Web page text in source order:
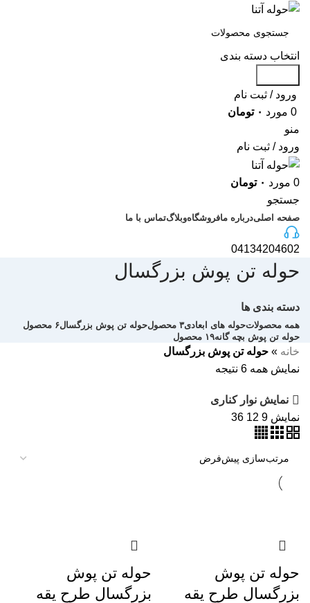
انتخاب دسته بندی
ورود / ثبت نام
0 مورد ۰ تومان
منو
ورود / ثبت نام
0 مورد ۰ تومان
جستجو
صفحه اصلیدرباره مافروشگاهوبلاگتماس با ما
04134204602
حوله تن پوش بزرگسال
دسته بندی ها
همه محصولاتحوله های ابعادی۳ محصول حوله تن پوش بزرگسال۶ محصول
حوله تن پوش بچه گانه۱۹ محصول
خانه » حوله تن پوش بزرگسال
نمایش همه 6 نتیجه
نمایش نوار کناری
نمایش 9
12
36
حوله تن پوش
بزرگسال طرح یقه
حوله تن پوش
بزرگسال طرح یقه